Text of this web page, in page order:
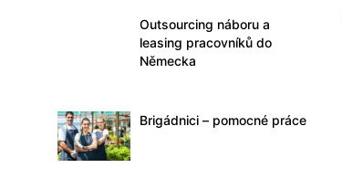
Outsourcing náboru a
leasing pracovníků do
Německa
Brigádnici – pomocné práce